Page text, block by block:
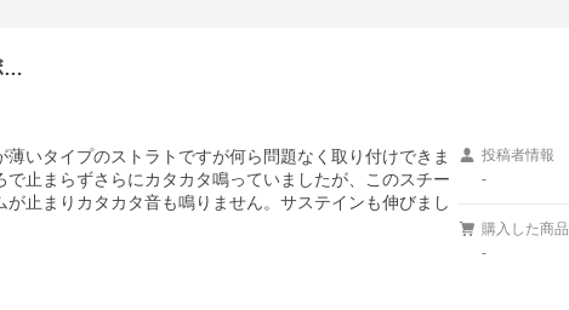
…
いタイプのストラトですが何ら問題なく取り付けできま
止まらずさらにカタカタ鳴っていましたが、このスチー
止まりカタカタ音も鳴りません。サステインも伸びまし
投稿者情報
-
購入した商品
-